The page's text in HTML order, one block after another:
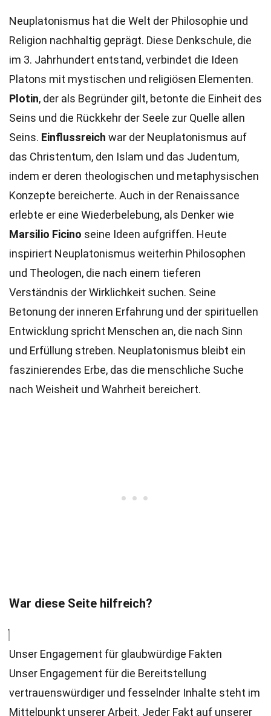
Neuplatonismus hat die Welt der Philosophie und
Religion nachhaltig geprägt. Diese Denkschule, die
im 3. Jahrhundert entstand, verbindet die Ideen
Platons mit mystischen und religiösen Elementen.
Plotin, der als Begründer gilt, betonte die Einheit des
Seins und die Rückkehr der Seele zur Quelle allen
Seins. Einflussreich war der Neuplatonismus auf
das Christentum, den Islam und das Judentum,
indem er deren theologischen und metaphysischen
Konzepte bereicherte. Auch in der Renaissance
erlebte er eine Wiederbelebung, als Denker wie
Marsilio Ficino seine Ideen aufgriffen. Heute
inspiriert Neuplatonismus weiterhin Philosophen
und Theologen, die nach einem tieferen
Verständnis der Wirklichkeit suchen. Seine
Betonung der inneren Erfahrung und der spirituellen
Entwicklung spricht Menschen an, die nach Sinn
und Erfüllung streben. Neuplatonismus bleibt ein
faszinierendes Erbe, das die menschliche Suche
nach Weisheit und Wahrheit bereichert.
War diese Seite hilfreich?
Unser Engagement für glaubwürdige Fakten
Unser Engagement für die Bereitstellung
vertrauenswürdiger und fesselnder Inhalte steht im
Mittelpunkt unserer Arbeit. Jeder Fakt auf unserer